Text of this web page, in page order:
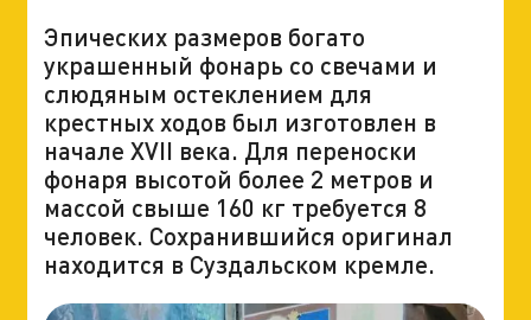
Эпических размеров богато
украшенный фонарь со свечами и
слюдяным остеклением для
крестных ходов был изготовлен в
начале XVII века. Для переноски
фонаря высотой более 2 метров и
массой свыше 160 кг требуется 8
человек. Сохранившийся оригинал
находится в Суздальском кремле.